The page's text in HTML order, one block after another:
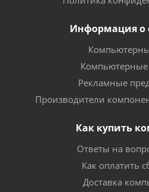
Информация о
Компьютерные
Рекламные
Производители
Как купить
Ответы на
Как оплатить
Доставка